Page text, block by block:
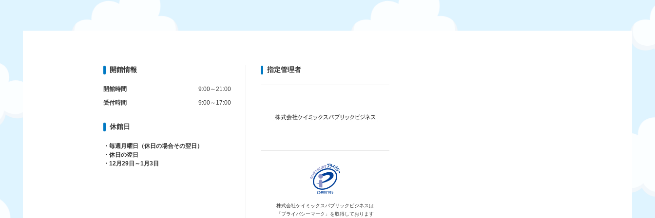
開館情報
開館時間
9:00～21:00
受付時間
9:00～17:00
休館日
・毎週月曜日（休日の場合その翌日）
・休日の翌日
・12月29日～1月3日
指定管理者
株式会社ケイミックスパブリックビジネスは
「プライバシーマーク」を取得しております